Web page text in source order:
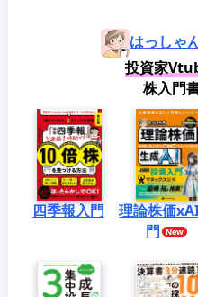
はっしゃ
投資家
株入門
四季報入門
理論株価
門